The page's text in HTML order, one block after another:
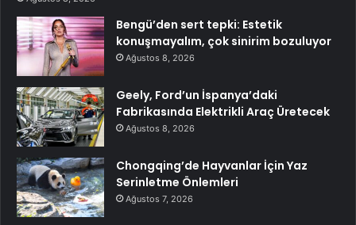
Bengü’den sert tepki: Estetik
konuşmayalım, çok sinirim bozuluyor
Ağustos 8, 2026
Geely, Ford’un İspanya’daki
Fabrikasında Elektrikli Araç Üretecek
Ağustos 8, 2026
Chongqing’de Hayvanlar İçin Yaz
Serinletme Önlemleri
Ağustos 7, 2026